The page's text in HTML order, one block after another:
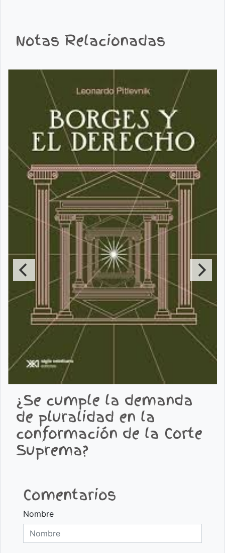
Notas Relacionadas
¿Se cumple la demanda
de pluralidad en la
conformación de la Corte
Suprema?
Comentarios
Nombre